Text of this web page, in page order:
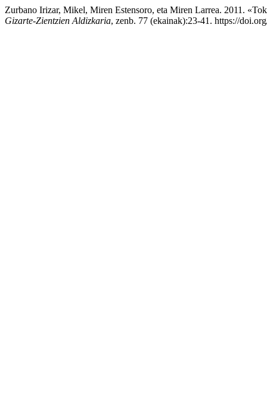
Zurbano Irizar, Mikel, Miren Estensoro, eta Miren Larrea. 2011.
Gizarte-Zientzien Aldizkaria, zenb. 77 (ekainak):23-41. https://